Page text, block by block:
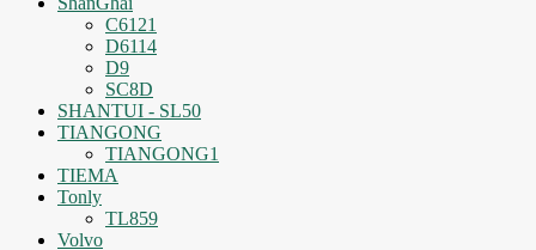
C6121
D6114
D9
SC8D
SHANTUI - SL50
TIANGONG
TIANGONG1
TIEMA
Tonly
TL859
Volvo